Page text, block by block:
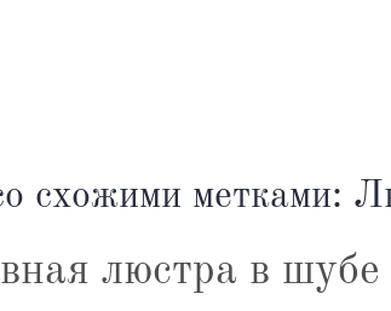
схожими метками:
люстра в шубе